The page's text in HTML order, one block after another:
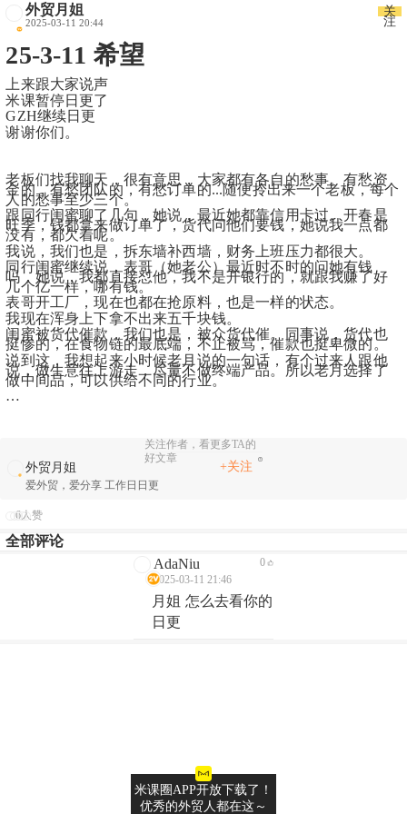
米课圈APP开放下载了！
优秀的外贸人都在这～
外贸月姐
2025-03-11 20:44
关
注
25-3-11 希望
上来跟大家说声
米课暂停日更了
GZH继续日更
谢谢你们。
老板们找我聊天，很有意思，大家都有各自的愁事。有愁资
金的，有愁团队的，有愁订单的...随便拎出来一个老板，每个
人的愁事至少三个。
跟同行闺蜜聊了几句，她说，最近她都靠信用卡过。开春是
旺季，钱都拿来做订单了，货代问他们要钱，她说我一点都
没有，都欠着呢。
我说，我们也是，拆东墙补西墙，财务上班压力都很大。
同行闺蜜继续说，表哥（她老公）最近时不时的问她有钱
吗，她说，我都直接怼他，我不是开银行的，就跟我赚了好
几个亿一样，哪有钱。
表哥开工厂，现在也都在抢原料，也是一样的状态。
我现在浑身上下拿不出来五千块钱。
闺蜜被货代催款，我们也是，被众货代催。同事说，货代也
挺惨的，在食物链的最底端，不止被骂，催款也挺卑微的。
说到这，我想起来小时候老月说的一句话，有个过来人跟他
说，做生意往上游走，尽量不做终端产品。所以老月选择了
做中间品，可以供给不同的行业。
…
关注作者，看更多TA的
好文章
外贸月姐
爱外贸，爱分享 工作日日更
+关注
6人赞
全部评论
AdaNiu
2025-03-11 21:46
0
月姐 怎么去看你的
日更